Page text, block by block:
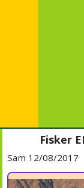
Fisker
Sam 12/08/